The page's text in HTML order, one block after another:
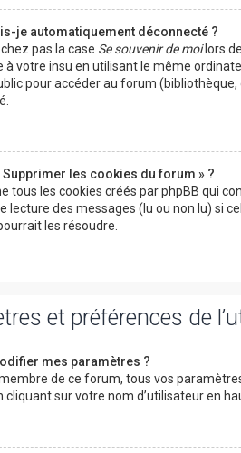
je automatiquement déconnecté ?
pas la case Se souvenir de moilors
à votre insu en utilisant le même
pour accéder au forum
Supprimer les cookies du forum » ?
tous les cookies créés par phpBB qui
lecture des messages (lu ou non lu) si
les résoudre.
et préférences de
mes paramètres ?
de ce forum, tous vos
cliquant sur votre nom d’utilisateur en